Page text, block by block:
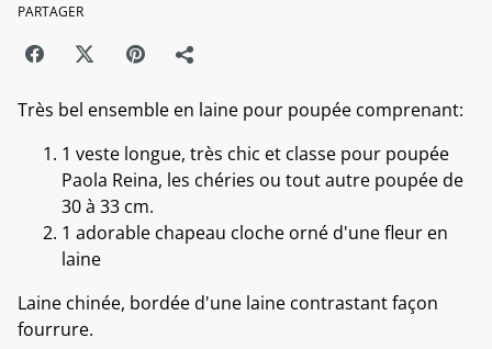
PARTAGER
Très bel ensemble en laine pour poupée comprenant:
1 veste longue, très chic et classe pour poupée
Paola Reina, les chéries ou tout autre poupée de
30 à 33 cm.
1 adorable chapeau cloche orné d'une fleur en
laine
Laine chinée, bordée d'une laine contrastant façon
fourrure.